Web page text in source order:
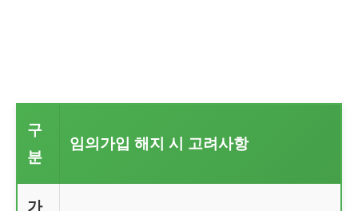
구
분
임의가입 해지 시 고려사항
가